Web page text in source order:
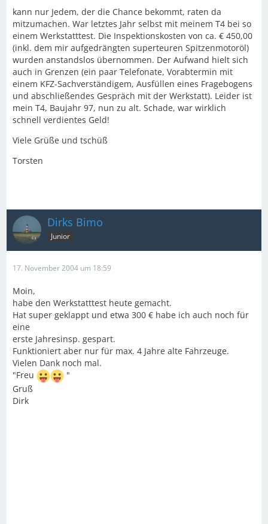
kann nur Jedem, der die Chance bekommt, raten da
mitzumachen. War letztes Jahr selbst mit meinem T4 bei so
einem Werkstatttest. Die Inspektionskosten von ca. € 450,00
(inkl. dem mir aufgedrängten superteuren Spitzenmotoröl)
wurden anstandslos übernommen. Der Aufwand hielt sich
auch in Grenzen (ein paar Telefonate, Vorabtermin mit
einem KFZ-Sachverständigem, Ausfüllen eines Fragebogens
und abschließendes Gespräch mit der Werkstatt). Leider ist
mein T4, Baujahr 97, nun zu alt. Schade, war wirklich
schnell verdientes Geld!
Viele Grüße und tschüß
Torsten
Dirks Bimo
Junior
17. November 2004 um 18:59
Moin,
habe den Werkstatttest heute gemacht.
Hat super geklappt und etwa 300 € habe ich auch noch für
eine
erste Jahresinsp. gespart.
Funktioniert aber nur für max. 4 Jahre alte Fahrzeuge.
Vielen Dank noch mal.
"Freu
"
Gruß
Dirk